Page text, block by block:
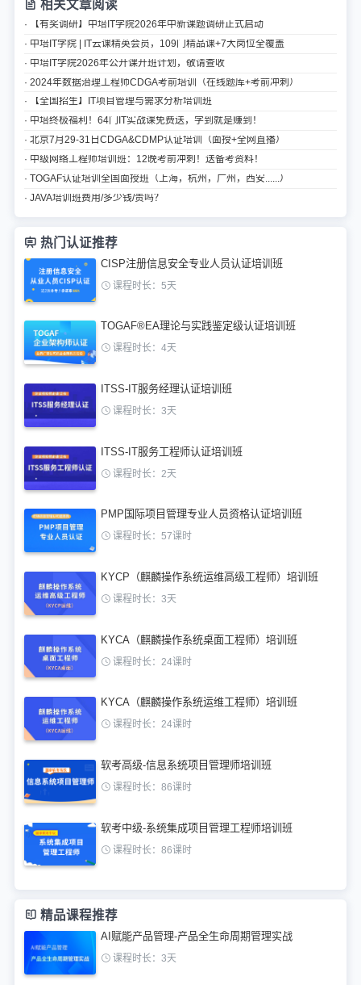
相关文章阅读
· 【有奖调研】中培IT学院2026年中新课题调研正式启动
· 中培IT学院 | IT云课精英会员，109门精品课+7大岗位全覆盖
· 中培IT学院2026年公开课开班计划，敬请查收
· 2024年数据治理工程师CDGA考前培训（在线题库+考前冲刺）
· 【全国招生】IT项目管理与需求分析培训班
· 中培终极福利！64门IT实战课免费送，学到就是赚到！
· 北京7月29-31日CDGA&CDMP认证培训（面授+全网直播）
· 中级网络工程师培训班：12晚考前冲刺！送备考资料！
· TOGAF认证培训全国面授班（上海，杭州，广州，西安......）
· JAVA培训班费用/多少钱/贵吗？
热门认证推荐
CISP注册信息安全专业人员认证培训班
课程时长：5天
TOGAF®EA理论与实践鉴定级认证培训班
课程时长：4天
ITSS-IT服务经理认证培训班
课程时长：3天
ITSS-IT服务工程师认证培训班
课程时长：2天
PMP国际项目管理专业人员资格认证培训班
课程时长：57课时
KYCP（麒麟操作系统运维高级工程师）培训班
课程时长：3天
KYCA（麒麟操作系统桌面工程师）培训班
课程时长：24课时
KYCA（麒麟操作系统运维工程师）培训班
课程时长：24课时
软考高级-信息系统项目管理师培训班
课程时长：86课时
软考中级-系统集成项目管理工程师培训班
课程时长：86课时
精品课程推荐
AI赋能产品管理-产品全生命周期管理实战
课程时长：3天